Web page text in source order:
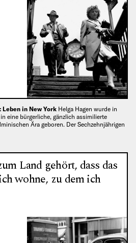
in New York Helga Hagen wurde in
eine bürgerliche, gänzlich assimilierte
Ära geboren. Der Sechzehnjährigen
Land gehört, dass das
wohne, zu dem ich